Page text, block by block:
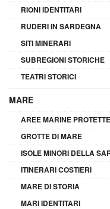
RIONI IDENTITARI
RUDERI IN SARDEGNA
SITI MINERARI
SUBREGIONI STORICHE
TEATRI STORICI
MARE
AREE MARINE PROTETTE
GROTTE DI MARE
ISOLE MINORI DELLA
ITINERARI COSTIERI
MARE DI STORIA
MARI IDENTITARI